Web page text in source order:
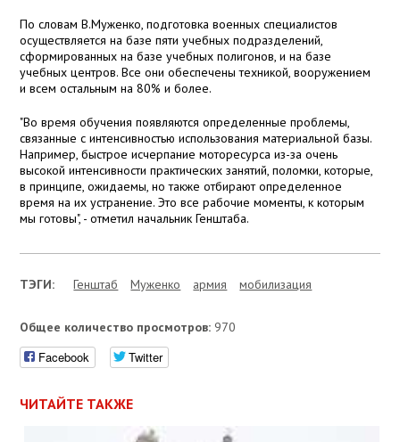
По словам В.Муженко, подготовка военных специалистов
осуществляется на базе пяти учебных подразделений,
сформированных на базе учебных полигонов, и на базе
учебных центров. Все они обеспечены техникой, вооружением
и всем остальным на 80% и более.
"Во время обучения появляются определенные проблемы,
связанные с интенсивностью использования материальной базы.
Например, быстрое исчерпание моторесурса из-за очень
высокой интенсивности практических занятий, поломки, которые,
в принципе, ожидаемы, но также отбирают определенное
время на их устранение. Это все рабочие моменты, к которым
мы готовы", - отметил начальник Генштаба.
ТЭГИ: Генштаб Муженко армия мобилизация
Общее количество просмотров: 970
Facebook Twitter
ЧИТАЙТЕ ТАКЖЕ